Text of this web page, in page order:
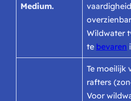
Medium.
Wildwater
te bevaren
Te moeilijk
rafters
Voor